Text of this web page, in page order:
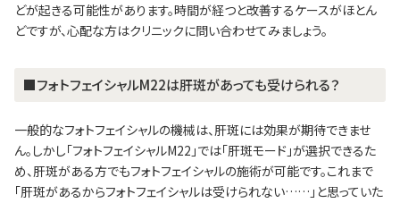
どが起きる可能性があります。時間が経つと改善するケースがほとん
どですが、心配な方はクリニックに問い合わせてみましょう。
■フォトフェイシャルM22は肝斑があっても受けられる？
一般的なフォトフェイシャルの機械は、肝斑には効果が期待できませ
ん。しかし「フォトフェイシャルM22」では「肝斑モード」が選択できるた
め、肝斑がある方でもフォトフェイシャルの施術が可能です。これまで
「肝斑があるからフォトフェイシャルは受けられない……」と思っていた